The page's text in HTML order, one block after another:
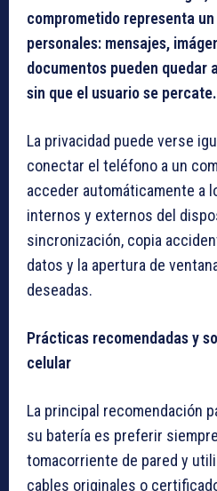
comprometido representa
personales: mensajes,
documentos pueden quedar
sin que el usuario se percate.
La privacidad puede verse
conectar el teléfono a un
acceder automáticamente a
internos y externos del
sincronización, copia
datos y la apertura de
deseadas.
Prácticas recomendadas y
celular
La principal recomendación
su batería es preferir
tomacorriente de pared y
cables originales o